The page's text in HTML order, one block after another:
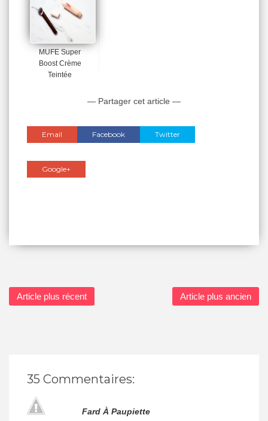
MUFE Super
Boost Crème
Teintée
— Partager cet article —
Email Facebook Twitter
Google+
Article plus récent Article plus ancien
35 Commentaires:
Fard À Paupiette